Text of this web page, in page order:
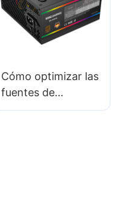
Cómo optimizar las
fuentes de
alimentación de PC